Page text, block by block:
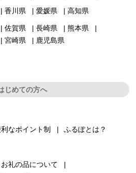
香川県 愛媛県 高知県
佐賀県 長崎県
熊本県
宮崎県 鹿児島県
じめての方へ
なポイント制 ふるぽとは？
お礼の品について